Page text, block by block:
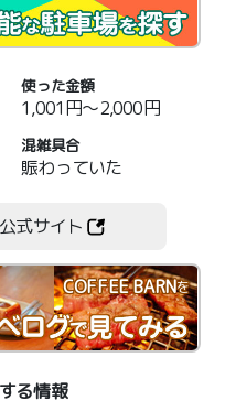
使った金額
1,001円～2,000円
混雑具合
賑わっていた
式サイト
COFFEE BARNを
る情報